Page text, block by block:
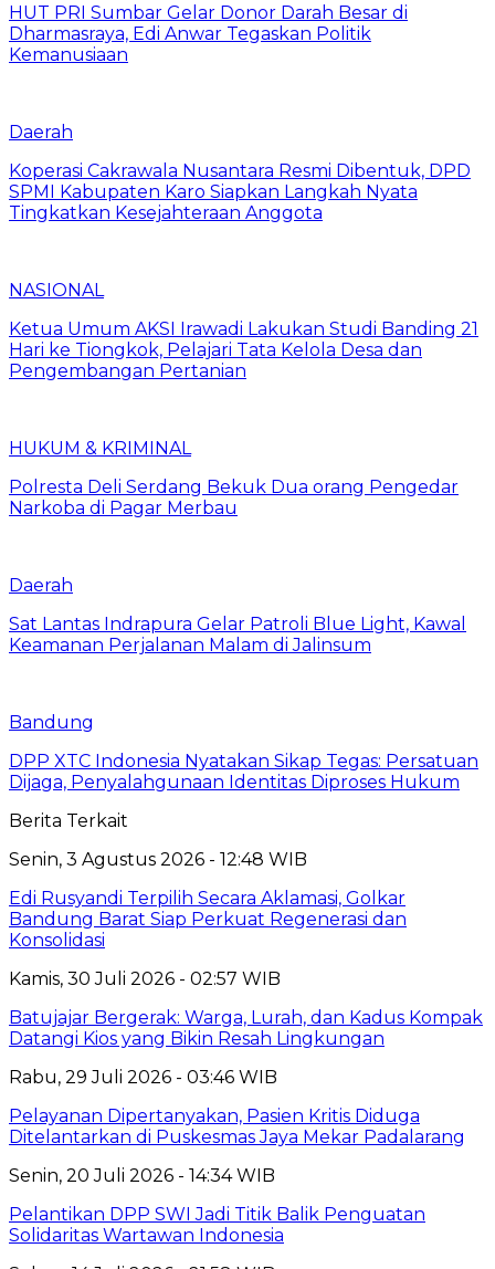
HUT PRI Sumbar Gelar Donor Darah Besar di
Dharmasraya, Edi Anwar Tegaskan Politik
Kemanusiaan
Daerah
Koperasi Cakrawala Nusantara Resmi Dibentuk, DPD
SPMI Kabupaten Karo Siapkan Langkah Nyata
Tingkatkan Kesejahteraan Anggota
NASIONAL
Ketua Umum AKSI Irawadi Lakukan Studi Banding 21
Hari ke Tiongkok, Pelajari Tata Kelola Desa dan
Pengembangan Pertanian
HUKUM & KRIMINAL
Polresta Deli Serdang Bekuk Dua orang Pengedar
Narkoba di Pagar Merbau
Daerah
Sat Lantas Indrapura Gelar Patroli Blue Light, Kawal
Keamanan Perjalanan Malam di Jalinsum
Bandung
DPP XTC Indonesia Nyatakan Sikap Tegas: Persatuan
Dijaga, Penyalahgunaan Identitas Diproses Hukum
Berita Terkait
Senin, 3 Agustus 2026 - 12:48 WIB
Edi Rusyandi Terpilih Secara Aklamasi, Golkar
Bandung Barat Siap Perkuat Regenerasi dan
Konsolidasi
Kamis, 30 Juli 2026 - 02:57 WIB
Batujajar Bergerak: Warga, Lurah, dan Kadus Kompak
Datangi Kios yang Bikin Resah Lingkungan
Rabu, 29 Juli 2026 - 03:46 WIB
Pelayanan Dipertanyakan, Pasien Kritis Diduga
Ditelantarkan di Puskesmas Jaya Mekar Padalarang
Senin, 20 Juli 2026 - 14:34 WIB
Pelantikan DPP SWI Jadi Titik Balik Penguatan
Solidaritas Wartawan Indonesia